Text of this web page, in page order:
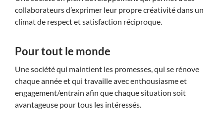
collaborateurs d’exprimer leur propre créativité dans un
climat de respect et satisfaction réciproque.
Pour tout le monde
Une société qui maintient les promesses, qui se rénove
chaque année et qui travaille avec enthousiasme et
engagement/entrain afin que chaque situation soit
avantageuse pour tous les intéressés.